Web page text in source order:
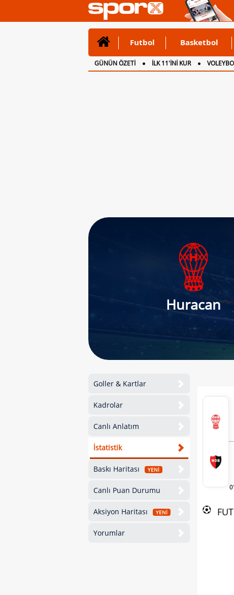
Futbol Basketbol
GÜNÜN ÖZETİ İLK 11'İNİ KUR
CANLI ANLATIM
İNGİLTERE
Huracan
Goller & Kartlar
Kadrolar
Canlı Anlatım
İstatistik
Baskı Haritası YENİ
Canlı Puan Durumu
Aksiyon Haritası YENİ
Yorumlar
0'